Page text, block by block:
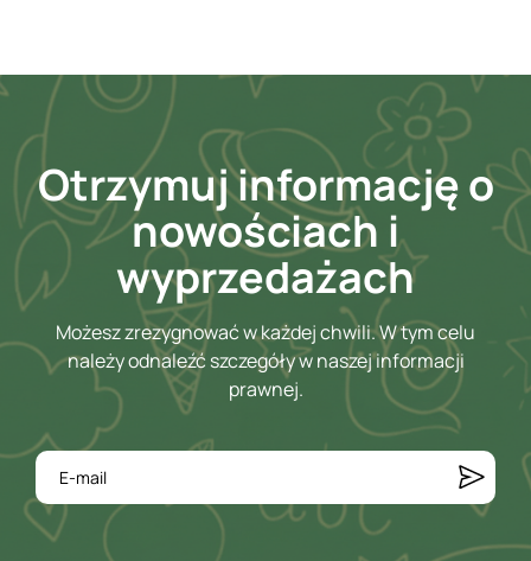
Otrzymuj informację o
nowościach i
wyprzedażach
Możesz zrezygnować w każdej chwili. W tym celu
należy odnaleźć szczegóły w naszej informacji
prawnej.